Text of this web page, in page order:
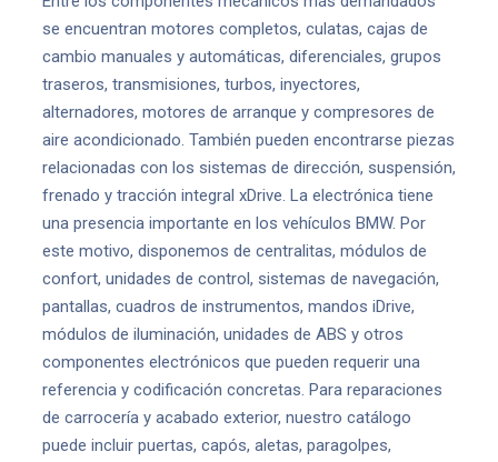
se encuentran motores completos, culatas, cajas de
cambio manuales y automáticas, diferenciales, grupos
traseros, transmisiones, turbos, inyectores,
alternadores, motores de arranque y compresores de
aire acondicionado. También pueden encontrarse piezas
relacionadas con los sistemas de dirección, suspensión,
frenado y tracción integral xDrive. La electrónica tiene
una presencia importante en los vehículos BMW. Por
este motivo, disponemos de centralitas, módulos de
confort, unidades de control, sistemas de navegación,
pantallas, cuadros de instrumentos, mandos iDrive,
módulos de iluminación, unidades de ABS y otros
componentes electrónicos que pueden requerir una
referencia y codificación concretas. Para reparaciones
de carrocería y acabado exterior, nuestro catálogo
puede incluir puertas, capós, aletas, paragolpes,